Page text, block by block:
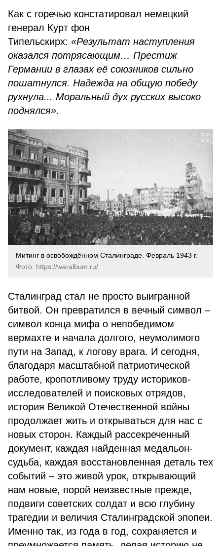
Как с горечью констатировал немецкий
генерал Курт фон
Типельскирх: «Результат наступления
оказался потрясающим… Престиж
Германии в глазах её союзников сильно
пошатнулся. Надежда на общую победу
рухнула... Моральный дух русских высоко
поднялся».
Митинг в освобождённом Сталинграде. Февраль 1943 г.
Фото: https://waralbum.ru/
Сталинград стал не просто выигранной
битвой. Он превратился в вечный символ –
символ конца мифа о непобедимом
вермахте и начала долгого, неумолимого
пути на Запад, к логову врага. И сегодня,
благодаря масштабной патриотической
работе, кропотливому труду историков-
исследователей и поисковых отрядов,
история Великой Отечественной войны
продолжает жить и открываться для нас с
новых сторон. Каждый рассекреченный
документ, каждая найденная медальон-
судьба, каждая восстановленная деталь тех
событий – это живой урок, открывающий
нам новые, порой неизвестные прежде,
подвиги советских солдат и всю глубину
трагедии и величия Сталинградской эпопеи.
Именно так, из года в год, сохраняется и